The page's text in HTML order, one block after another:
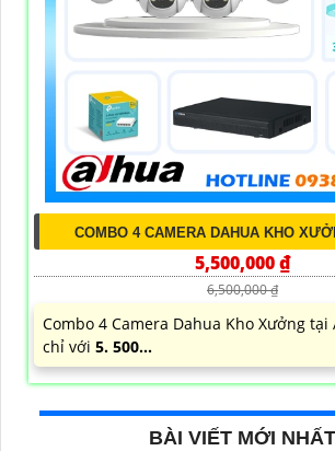
COMBO 4 CAMERA DAHUA KHO
5,500,000 ₫
6,500,000 ₫
Combo 4 Camera Dahua Kho Xưởng tại
chỉ với 5. 500...
BÀI VIẾT MỚI NHẤT